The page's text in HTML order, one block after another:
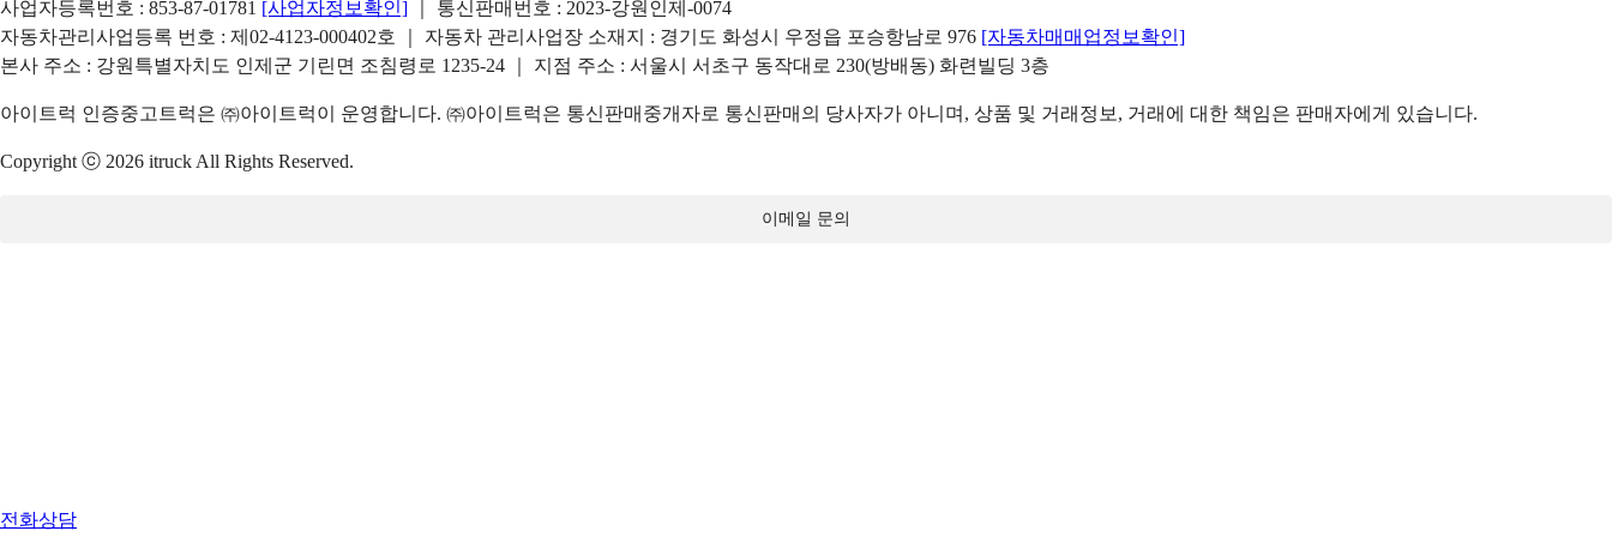
사업자등록번호 : 853-87-01781 [사업자정보확인]
｜ 통신판매번호 : 2023-강원인제-0074
자동차관리사업등록 번호 : 제02-4123-000402호 ｜ 자동차 관리사업장 소재지 : 경기도 화성시 우정읍 포승항남로 976 [자동차매매업정보확인]
본사 주소 : 강원특별자치도 인제군 기린면 조침령로 1235-24 ｜ 지점 주소 : 서울시 서초구 동작대로 230(방배동) 화련빌딩 3층
아이트럭 인증중고트럭은 ㈜아이트럭이 운영합니다. ㈜아이트럭은 통신판매중개자로 통신판매의 당사자가 아니며, 상품 및 거래정보, 거래에 대한 책임은 판매자에게 있습니다.
Copyright ⓒ 2026 itruck All Rights Reserved.
이메일 문의
전화상담